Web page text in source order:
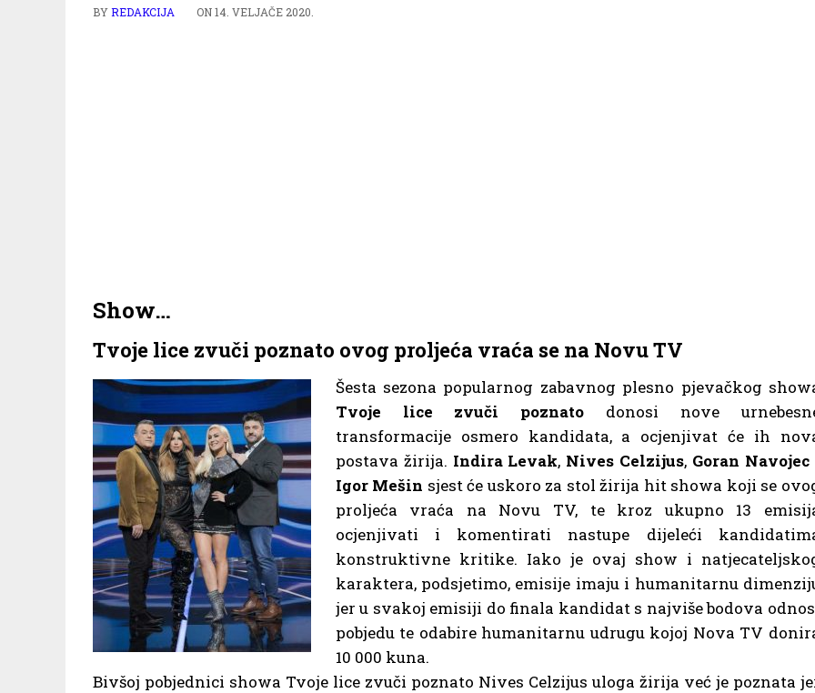
BYREDAKCIJA ON14. VELJAČE 2020.
Show…
Tvoje lice zvuči poznato ovog proljeća vraća se na Novu TV
Šesta sezona popularnog zabavnog plesno pjevačkog
Tvoje lice zvuči poznato donosi nove
transformacije osmero kandidata, a ocjenjivat će ih
postava žirija. Indira Levak, Nives Celzijus, Goran Navojec
Igor Mešin sjest će uskoro za stol žirija hit showa koji se
proljeća vraća na Novu TV, te kroz ukupno 13
ocjenjivati i komentirati nastupe dijeleći
konstruktivne kritike. Iako je ovaj show i
karaktera, podsjetimo, emisije imaju i humanitarnu
jer u svakoj emisiji do finala kandidat s najviše bodova
pobjedu te odabire humanitarnu udrugu kojoj Nova TV
10 000 kuna.
Bivšoj pobjednici showa Tvoje lice zvuči poznato Nives Celzijus uloga žirija već je poznata